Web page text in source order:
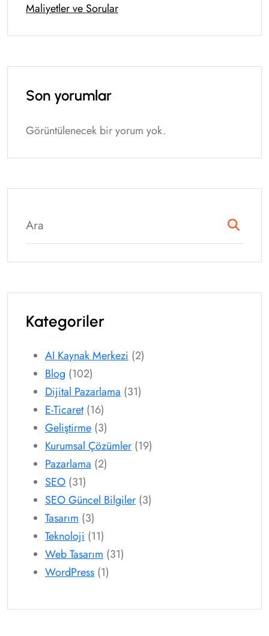
Maliyetler ve Sorular
Son yorumlar
Görüntülenecek bir yorum yok.
Kategoriler
AI Kaynak Merkezi (2)
Blog (102)
Dijital Pazarlama (31)
E-Ticaret(16)
Geliştirme (3)
Kurumsal Çözümler (19)
Pazarlama (2)
SEO (31)
SEO Güncel Bilgiler (3)
Tasarım (3)
Teknoloji (11)
Web Tasarım (31)
WordPress (1)